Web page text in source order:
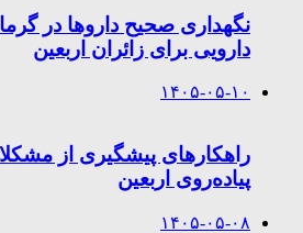
نگهداری صحیح داروها در
دارویی برای زائران اربعین
۱۴۰۵-۰۵-۱۰
راهکارهای پیشگیری از
پیاده‌روی اربعین
۱۴۰۵-۰۵-۰۸